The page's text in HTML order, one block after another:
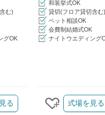
む)
グOK
和装挙式OK
貸切(フロア貸切含む)
ペット相談OK
会費制結婚式OK
ナイトウエディング
る
る
クリップす
式場を見る